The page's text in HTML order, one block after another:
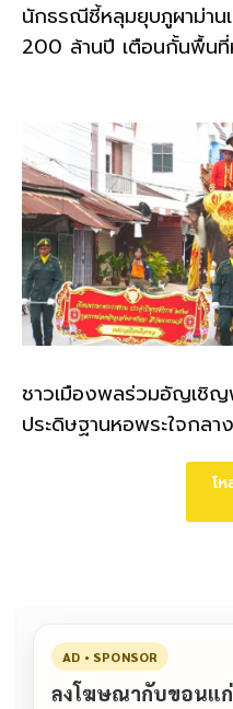
นักธรณีชี้หลุมยุบภูผาม่าน
200 ล้านปี เตือนกั้นพื้นที่
ชาวเมืองพลร่วมอัญเชิ
ประดิษฐานหอพระใจกลา
โ
AD • SPONSOR
ลงโฆษณากับขอนแ